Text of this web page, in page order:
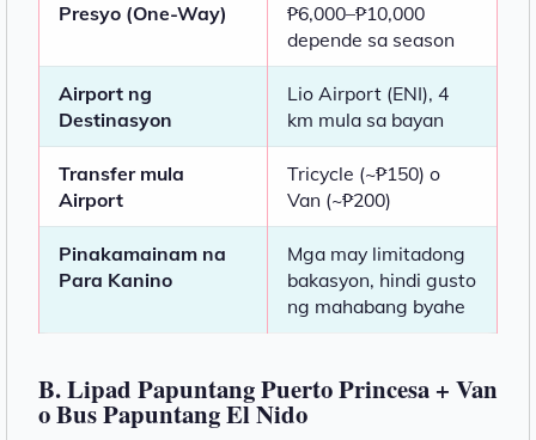
Presyo (One-Way)
₱6,000–₱10,000
depende sa season
Airport ng
Destinasyon
Lio Airport (ENI), 4
km mula sa bayan
Transfer mula
Airport
Tricycle (~₱150) o
Van (~₱200)
Pinakamainam na
Para Kanino
Mga may limitadong
bakasyon, hindi gusto
ng mahabang byahe
B. Lipad Papuntang Puerto Princesa + Van
o Bus Papuntang El Nido